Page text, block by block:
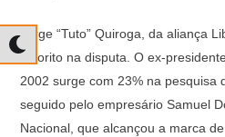
Jorge “Tuto” Quiroga, da aliança
favorito na disputa. O ex-
2002 surge com 23% na pesquisa
seguido pelo empresário Samuel
Nacional, que alcançou a marca